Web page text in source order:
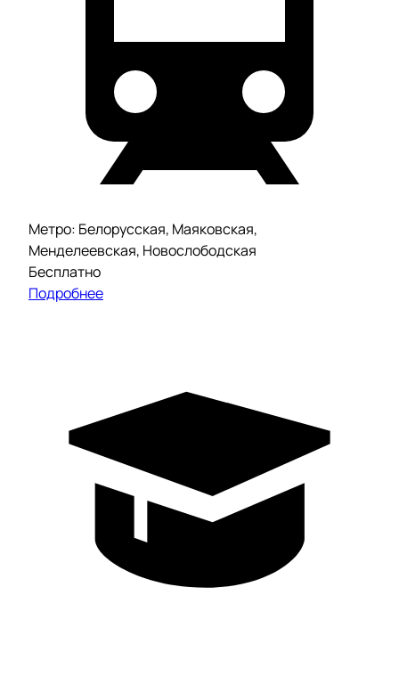
Метро: Белорусская, Маяковская,
Менделеевская, Новослободская
Бесплатно
Подробнее